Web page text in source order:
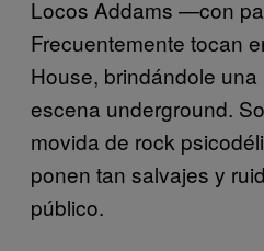
Locos Addams —con
Frecuentemente tocan
House, brindándole
escena underground.
movida de rock
ponen tan salvajes y
público.